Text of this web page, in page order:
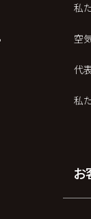
私
空
代
私
お